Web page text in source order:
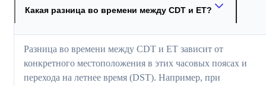
Какая разница во времени между CDT и ET?
Разница во времени между CDT и ET зависит от
конкретного местоположения в этих часовых поясах и
перехода на летнее время (DST). Например, при